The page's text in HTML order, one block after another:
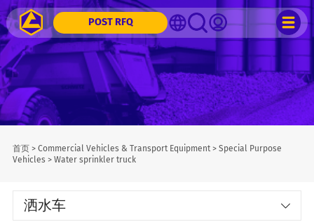
POST RFQ
首页> Commercial Vehicles & Transport Equipment> Special Purpose
Vehicles > Water sprinkler truck
洒水车